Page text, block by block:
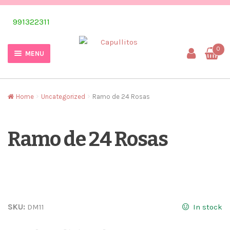
Skip
navigation
Skip
content
991322311
MENU
0
Home Uncategorized Ramo de 24 Rosas
Ramo de 24 Rosas
SKU: DM11 In stock